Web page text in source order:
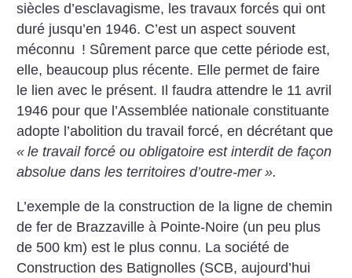
siècles d’esclavagisme, les travaux forcés qui ont
duré jusqu’en 1946. C’est un aspect souvent
méconnu ! Sûrement parce que cette période est,
elle, beaucoup plus récente. Elle permet de faire
le lien avec le présent. Il faudra attendre le 11 avril
1946 pour que l’Assemblée nationale constituante
adopte l’abolition du travail forcé, en décrétant que
« le travail forcé ou obligatoire est interdit de façon
absolue dans les territoires d’outre-mer ».
L’exemple de la construction de la ligne de chemin
de fer de Brazzaville à Pointe-Noire (un peu plus
de 500 km) est le plus connu. La société de
Construction des Batignolles (SCB, aujourd’hui